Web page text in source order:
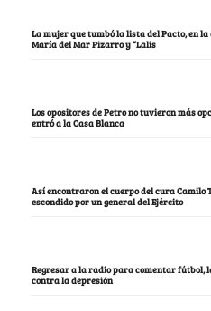
La mujer que tumbó la lista del Pacto, en
María del Mar Pizarro y “Lalis
Los opositores de Petro no tuvieron más
entró a la Casa Blanca
Así encontraron el cuerpo del cura Camilo
escondido por un general del Ejército
Regresar a la radio para comentar fútbol,
contra la depresión